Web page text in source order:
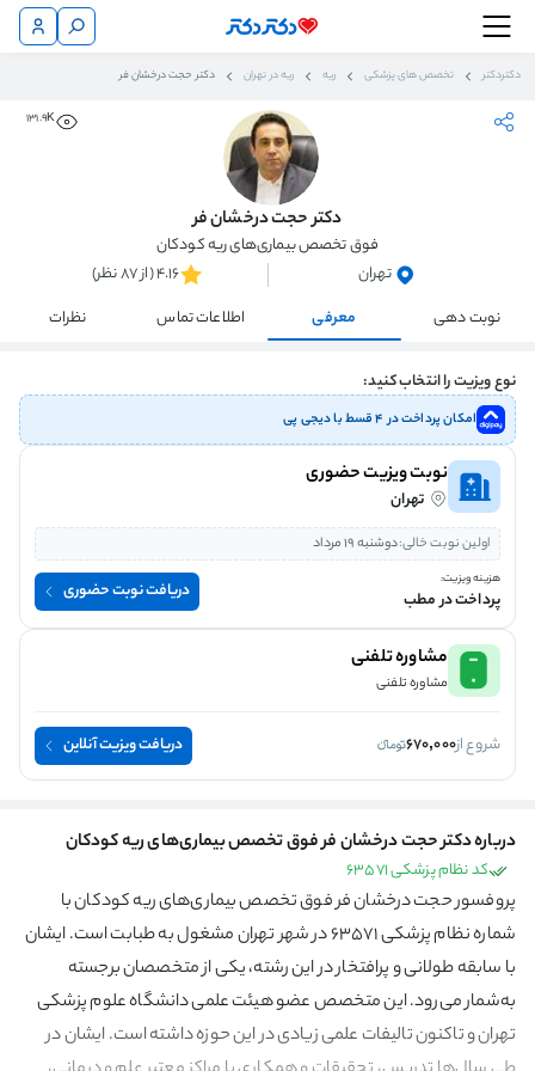
دکتردکتر تخصص های پزشکی ریه ریه در تهران دکتر حجت درخشان فر
131.9K
دکتر حجت درخشان فر
فوق تخصص بیماری‌های ریه کودکان
تهران
4.16 (از 87 نظر)
نوبت دهی
معرفی اطلاعات تماس نظرات
نوع ویزیت را انتخاب کنید:
امکان پرداخت در ۴ قسط با دیجی پی
نوبت ویزیت حضوری
تهران
اولین نوبت خالی:دوشنبه 19 مرداد
هزینه ویزیت:
پرداخت در مطب دریافت نوبت حضوری
مشاوره تلفنی
مشاوره تلفنی
شروع از670,000 دریافت ویزیت آنلاین
درباره دکتر حجت درخشان فر فوق تخصص بیماری‌های ریه کودکان
کد نظام پزشکی 63571
پروفسور حجت درخشان فر فوق تخصص بیماری‌های ریه کودکان با
شماره نظام پزشکی 63571 در شهر تهران مشغول به طبابت است. ایشان
با سابقه طولانی و پرافتخار در این رشته، یکی از متخصصان برجسته
به‌شمار می‌رود. این متخصص عضو هیئت علمی دانشگاه علوم پزشکی
تهران و تاکنون تالیفات علمی زیادی در این حوزه داشته است. ایشان در